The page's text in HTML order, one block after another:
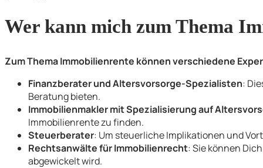
Wer kann mich zum Thema
Zum Thema Immobilienrente können verschiedene
Finanzberater und Altersvorsorge-Spezialisten:
Beratung bieten.
Immobilienmakler mit Spezialisierung auf
Immobilienrente zu finden.
Steuerberater: Um steuerliche Implikationen und
Rechtsanwälte für Immobilienrecht: Sie können
abgewickelt wird.